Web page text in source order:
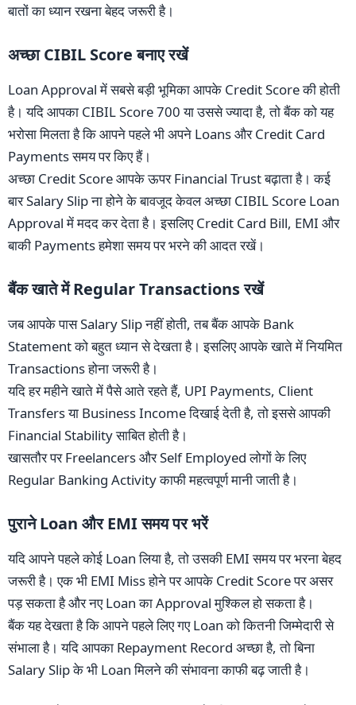
बातों का ध्यान रखना बेहद जरूरी है।
अच्छा CIBIL Score बनाए रखें
Loan Approval में सबसे बड़ी भूमिका आपके Credit Score की होती
है। यदि आपका CIBIL Score 700 या उससे ज्यादा है, तो बैंक को यह
भरोसा मिलता है कि आपने पहले भी अपने Loans और Credit Card
Payments समय पर किए हैं।
अच्छा Credit Score आपके ऊपर Financial Trust बढ़ाता है। कई
बार Salary Slip ना होने के बावजूद केवल अच्छा CIBIL Score Loan
Approval में मदद कर देता है। इसलिए Credit Card Bill, EMI और
बाकी Payments हमेशा समय पर भरने की आदत रखें।
बैंक खाते में Regular Transactions रखें
जब आपके पास Salary Slip नहीं होती, तब बैंक आपके Bank
Statement को बहुत ध्यान से देखता है। इसलिए आपके खाते में नियमित
Transactions होना जरूरी है।
यदि हर महीने खाते में पैसे आते रहते हैं, UPI Payments, Client
Transfers या Business Income दिखाई देती है, तो इससे आपकी
Financial Stability साबित होती है।
खासतौर पर Freelancers और Self Employed लोगों के लिए
Regular Banking Activity काफी महत्वपूर्ण मानी जाती है।
पुराने Loan और EMI समय पर भरें
यदि आपने पहले कोई Loan लिया है, तो उसकी EMI समय पर भरना बेहद
जरूरी है। एक भी EMI Miss होने पर आपके Credit Score पर असर
पड़ सकता है और नए Loan का Approval मुश्किल हो सकता है।
बैंक यह देखता है कि आपने पहले लिए गए Loan को कितनी जिम्मेदारी से
संभाला है। यदि आपका Repayment Record अच्छा है, तो बिना
Salary Slip के भी Loan मिलने की संभावना काफी बढ़ जाती है।